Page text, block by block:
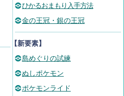
ひかるおまもり入手方法
金の王冠・銀の王冠
【新要素】
島めぐりの試練
ぬしポケモン
ポケモンライド